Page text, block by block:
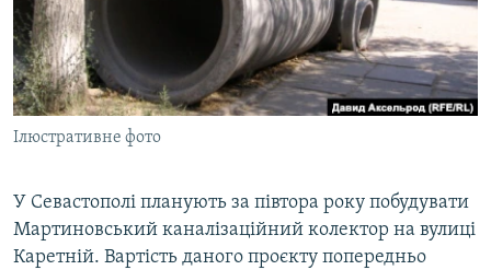
ВІДЕОУРОКИ «ELIFBE»
СВІДЧЕННЯ ОКУПАЦІЇ
УКРАЇНСЬКА ПРОБЛЕМА КРИМУ
ІНФОГРАФІКА
Русский
Qırımtatar
ДОЛУЧАЙСЯ!
Усі сайти RFE/RL
Ілюстративне фото
У Севастополі планують за півтора року побудувати
Мартиновський каналізаційний колектор на вулиці
Каретній. Вартість даного проєкту попередньо